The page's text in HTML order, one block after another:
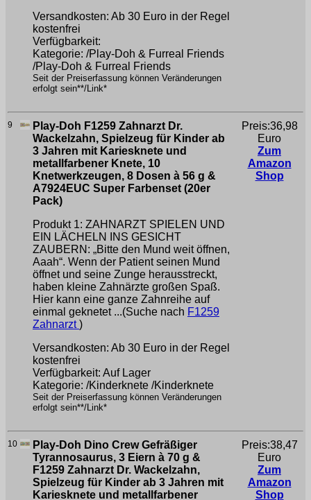
Versandkosten: Ab 30 Euro in der Regel
kostenfrei
Verfügbarkeit:
Kategorie: /Play-Doh & Furreal Friends
/Play-Doh & Furreal Friends
Seit der Preiserfassung können Veränderungen
erfolgt sein**/Link*
9
Play-Doh F1259 Zahnarzt Dr.
Wackelzahn, Spielzeug für Kinder ab
3 Jahren mit Kariesknete und
metallfarbener Knete, 10
Knetwerkzeugen, 8 Dosen à 56 g &
A7924EUC Super Farbenset (20er
Pack)
Produkt 1: ZAHNARZT SPIELEN UND
EIN LÄCHELN INS GESICHT
ZAUBERN: „Bitte den Mund weit öffnen,
Aaah“. Wenn der Patient seinen Mund
öffnet und seine Zunge herausstreckt,
haben kleine Zahnärzte großen Spaß.
Hier kann eine ganze Zahnreihe auf
einmal geknetet ...(Suche nach F1259
Zahnarzt)
Versandkosten: Ab 30 Euro in der Regel
kostenfrei
Verfügbarkeit: Auf Lager
Kategorie: /Kinderknete /Kinderknete
Seit der Preiserfassung können Veränderungen
erfolgt sein**/Link*
Preis:36,98
Euro
Zum
Amazon
Shop
10
Play-Doh Dino Crew Gefräßiger
Tyrannosaurus, 3 Eiern à 70 g &
F1259 Zahnarzt Dr. Wackelzahn,
Spielzeug für Kinder ab 3 Jahren mit
Kariesknete und metallfarbener
Preis:38,47
Euro
Zum
Amazon
Shop